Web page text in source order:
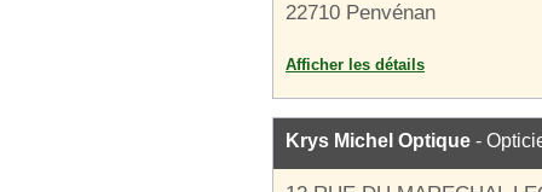
22710 Penvénan
Afficher les détails
Krys Michel Optique -